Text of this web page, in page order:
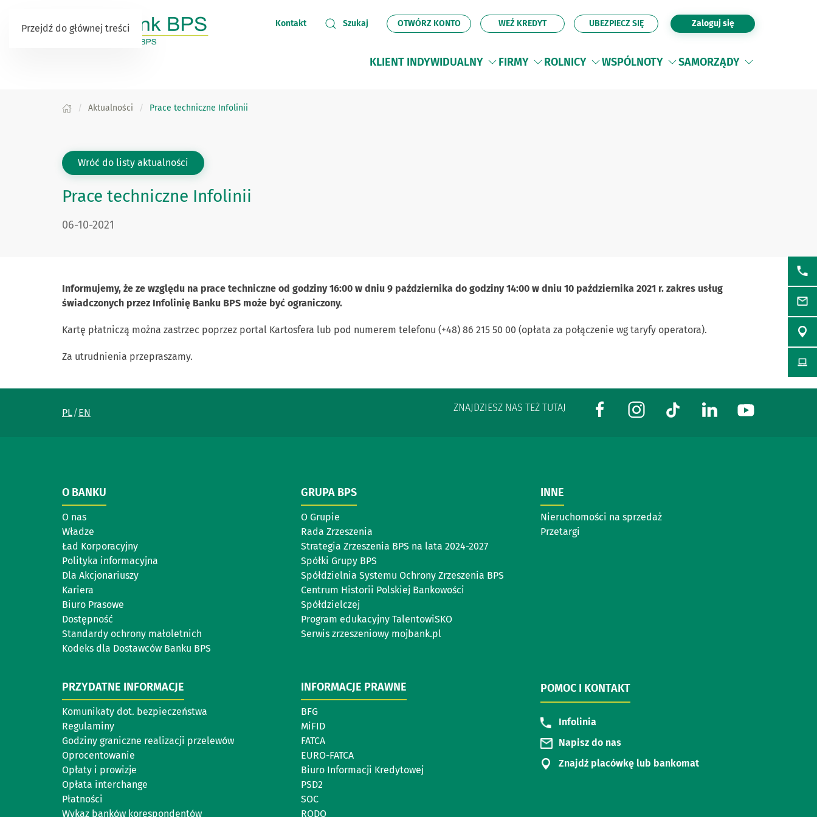
Przejdź do głównej treści Kontakt Szukaj OTWÓRZ KONTO WEŹ KREDYT UBEZPIECZ SIĘ Zaloguj się
KLIENT INDYWIDUALNY FIRMY ROLNICY WSPÓLNOTY SAMORZĄDY
Aktualności Prace techniczne Infolinii
Wróć do listy aktualności
Prace techniczne Infolinii
Data publikacji:
06-10-2021
Informujemy, że ze względu na prace techniczne od godziny 16:00 w dniu 9 października do godziny 14:00 w dniu 10 października 2021 r. zakres usług
świadczonych przez Infolinię Banku BPS może być ograniczony.
Kartę płatniczą można zastrzec poprzez portal Kartosfera lub pod numerem telefonu (+48) 86 215 50 00 (opłata za połączenie wg taryfy operatora).
Za utrudnienia przepraszamy.
PL EN ZNAJDZIESZ NAS TEŻ TUTAJ
O BANKU
O nas
Władze
Ład Korporacyjny
Polityka informacyjna
Dla Akcjonariuszy
Kariera
Biuro Prasowe
Dostępność
Standardy ochrony małoletnich
Kodeks dla Dostawców Banku BPS
GRUPA BPS
O Grupie
Rada Zrzeszenia
Strategia Zrzeszenia BPS na lata 2024-2027
Spółki Grupy BPS
Spółdzielnia Systemu Ochrony Zrzeszenia BPS
Centrum Historii Polskiej Bankowości
Spółdzielczej
Program edukacyjny TalentowiSKO
Serwis zrzeszeniowy mojbank.pl
INNE
Nieruchomości na sprzedaż
Przetargi
PRZYDATNE INFORMACJE
Komunikaty dot. bezpieczeństwa
Regulaminy
Godziny graniczne realizacji przelewów
Oprocentowanie
Opłaty i prowizje
Opłata interchange
Płatności
Wykaz banków korespondentów
INFORMACJE PRAWNE
BFG
MiFID
FATCA
EURO-FATCA
Biuro Informacji Kredytowej
PSD2
SOC
RODO
POMOC I KONTAKT
Infolinia
Napisz do nas
Znajdź placówkę lub bankomat